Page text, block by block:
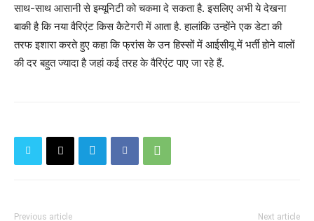
साथ-साथ आसानी से इम्यूनिटी को चकमा दे सकता है. इसलिए अभी ये देखना
बाकी है कि नया वैरिएंट किस कैटेगरी में आता है. हालांकि उन्होंने एक डेटा की
तरफ इशारा करते हुए कहा कि फ्रांस के उन हिस्सों में आईसीयू में भर्ती होने वालों
की दर बहुत ज्यादा है जहां कई तरह के वैरिएंट पाए जा रहे हैं.
Previous article Next article